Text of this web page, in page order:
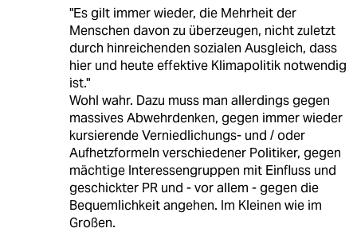
"Es gilt immer wieder, die Mehrheit der
Menschen davon zu überzeugen, nicht zuletzt
durch hinreichenden sozialen Ausgleich, dass
hier und heute effektive Klimapolitik notwendig
ist."
Wohl wahr. Dazu muss man allerdings gegen
massives Abwehrdenken, gegen immer wieder
kursierende Verniedlichungs- und / oder
Aufhetzformeln verschiedener Politiker, gegen
mächtige Interessengruppen mit Einfluss und
geschickter PR und - vor allem - gegen die
Bequemlichkeit angehen. Im Kleinen wie im
Großen.